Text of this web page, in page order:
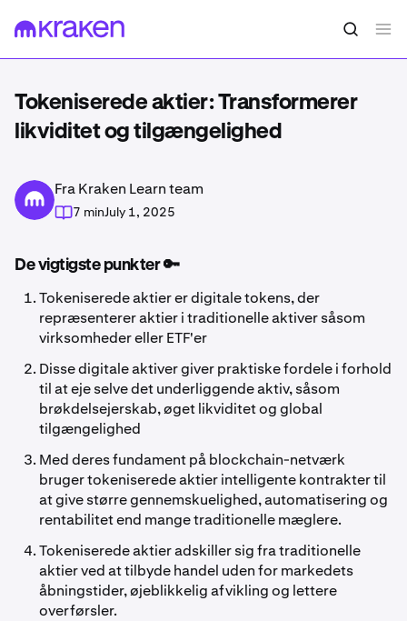
Tokeniserede aktier: Transformerer
likviditet og tilgængelighed
Fra Kraken Learn team
7 minJuly 1, 2025
De vigtigste punkter 🔑
Tokeniserede aktier er digitale tokens, der
repræsenterer aktier i traditionelle aktiver såsom
virksomheder eller ETF'er
Disse digitale aktiver giver praktiske fordele i forhold
til at eje selve det underliggende aktiv, såsom
brøkdelsejerskab, øget likviditet og global
tilgængelighed
Med deres fundament på blockchain-netværk
bruger tokeniserede aktier intelligente kontrakter til
at give større gennemskuelighed, automatisering og
rentabilitet end mange traditionelle mæglere.
Tokeniserede aktier adskiller sig fra traditionelle
aktier ved at tilbyde handel uden for markedets
åbningstider, øjeblikkelig afvikling og lettere
overførsler.